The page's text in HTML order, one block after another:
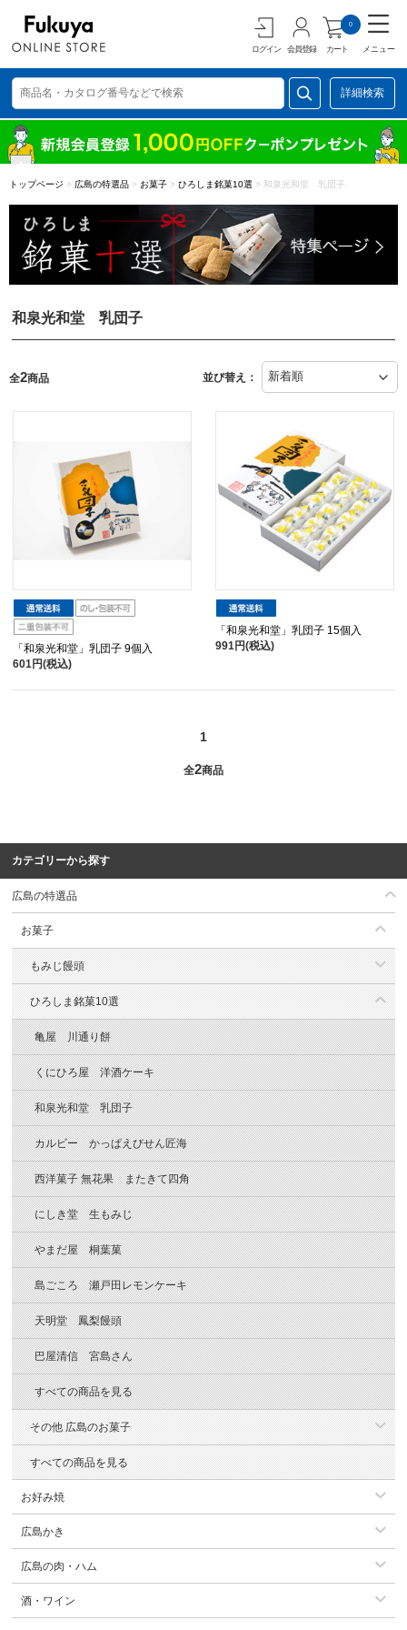
ログイン 会員登録 カート
0
メニュー
詳細検索
トップページ > 広島の特選品 > お菓子 > ひろしま銘菓10選 > 和泉光和堂 乳団子
和泉光和堂 乳団子
全2商品 並び替え：
「和泉光和堂」乳団子 9個入
601円(税込)
「和泉光和堂」乳団子 15個入
991円(税込)
1
全2商品
カテゴリーから探す
広島の特選品
お菓子
もみじ饅頭
ひろしま銘菓10選
亀屋 川通り餅
くにひろ屋 洋酒ケーキ
和泉光和堂 乳団子
カルビー かっぱえびせん匠海
西洋菓子 無花果 またきて四角
にしき堂 生もみじ
やまだ屋 桐葉菓
島ごころ 瀬戸田レモンケーキ
天明堂 鳳梨饅頭
巴屋清信 宮島さん
すべての商品を見る
その他 広島のお菓子
すべての商品を見る
お好み焼
広島かき
広島の肉・ハム
酒・ワイン